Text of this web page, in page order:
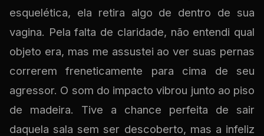
esquelética, ela retira algo de dentro de sua
vagina. Pela falta de claridade, não entendi qual
objeto era, mas me assustei ao ver suas pernas
correrem freneticamente para cima de seu
agressor. O som do impacto vibrou junto ao piso
de madeira. Tive a chance perfeita de sair
daquela sala sem ser descoberto, mas a infeliz